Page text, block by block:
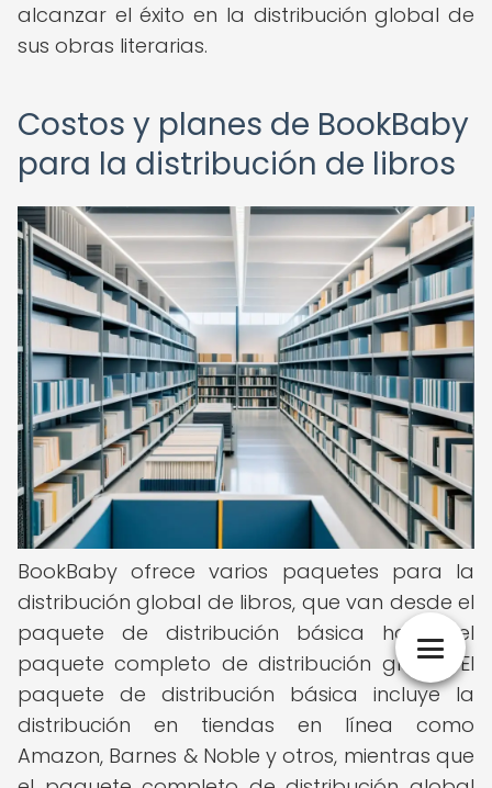
alcanzar el éxito en la distribución global de
sus obras literarias.
Costos y planes de BookBaby
para la distribución de libros
BookBaby ofrece varios paquetes para la
distribución global de libros, que van desde el
paquete de distribución básica hasta el
paquete completo de distribución global. El
paquete de distribución básica incluye la
distribución en tiendas en línea como
Amazon, Barnes & Noble y otros, mientras que